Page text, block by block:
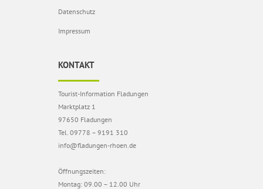
Datenschutz
Impressum
KONTAKT
Tourist-Information Fladungen
Marktplatz 1
97650 Fladungen
Tel. 09778 – 9191 310
info@fladungen-rhoen.de
Öffnungszeiten:
Montag: 09.00 – 12.00 Uhr